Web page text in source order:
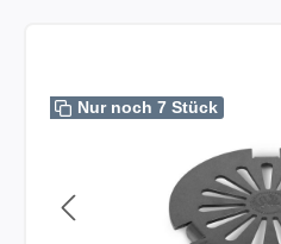
Nur noch 7 Stück